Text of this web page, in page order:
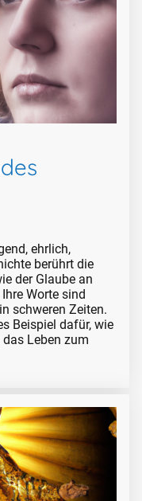
ehrlich,
berührt die
der Glaube an
Worte sind
schweren Zeiten.
Beispiel dafür, wie
Leben zum